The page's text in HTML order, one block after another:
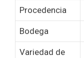
Procedencia
Bodega
Variedad de